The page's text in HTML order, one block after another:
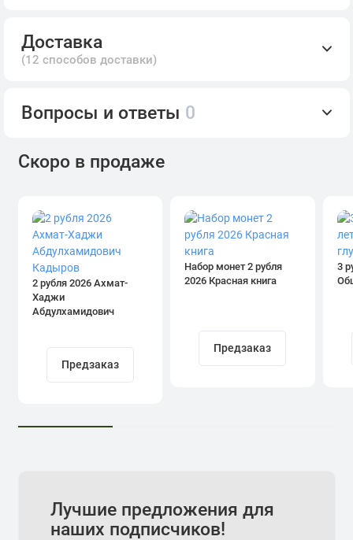
Доставка
(12 способов доставки)
Вопросы и ответы 0
Скоро в продаже
2 рубля 2026 Ахмат-
Хаджи
Абдулхамидович
Предзаказ
Набор монет 2 рубля
2026 Красная книга
Предзаказ
3
Лучшие предложения для
наших подписчиков!